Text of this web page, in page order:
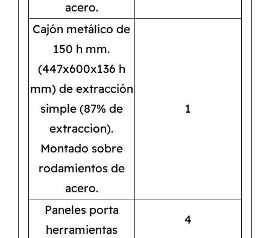
acero.
Cajón metálico de
150 h mm.
(447x600x136 h
mm) de extracción
simple (87% de
extraccion).
Montado sobre
rodamientos de
acero.
1
Paneles porta
herramientas
4